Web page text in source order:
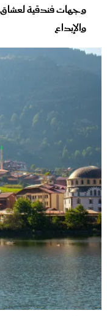
وجهات فندقية لعشاق
والإبداع